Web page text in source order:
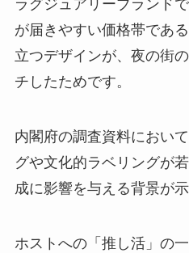
ラグジュアリーブランド
が届きやすい価格帯であ
立つデザインが、夜の街
チしたためです。
内閣府の調査資料におい
グや文化的ラベリングが
成に影響を与える背景が
ホストへの「推し活」の一